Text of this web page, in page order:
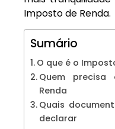
Imposto de Renda.
Sumário
O que é o
Quem
Renda
Quais
declarar